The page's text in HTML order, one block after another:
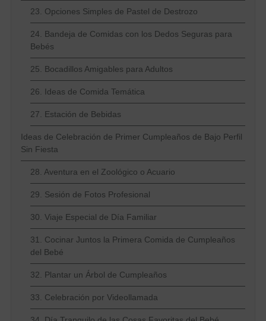
23. Opciones Simples de Pastel de Destrozo
24. Bandeja de Comidas con los Dedos Seguras para
Bebés
25. Bocadillos Amigables para Adultos
26. Ideas de Comida Temática
27. Estación de Bebidas
Ideas de Celebración de Primer Cumpleaños de Bajo Perfil
Sin Fiesta
28. Aventura en el Zoológico o Acuario
29. Sesión de Fotos Profesional
30. Viaje Especial de Día Familiar
31. Cocinar Juntos la Primera Comida de Cumpleaños
del Bebé
32. Plantar un Árbol de Cumpleaños
33. Celebración por Videollamada